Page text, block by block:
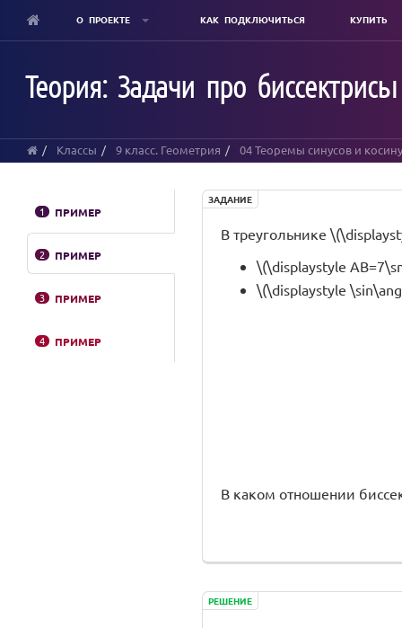
content
О ПРОЕКТЕ КАК ПОДКЛЮЧИТЬСЯ КУПИТЬ
Теория: Задачи про биссектрисы
Классы 9 класс. Геометрия 04 Теоремы синусов и
1 ПРИМЕР
2 ПРИМЕР
3 ПРИМЕР
4 ПРИМЕР
ЗАДАНИЕ
В треугольнике
\(\displaystyle
\(\displaystyle
В каком отношении
РЕШЕНИЕ